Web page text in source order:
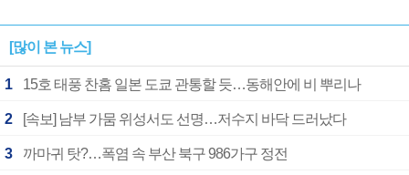
[많이 본 뉴스]
1 15호 태풍 찬홈 일본 도쿄 관통할 듯…동해안에 비 뿌리나
2 [속보] 남부 가뭄 위성서도 선명…저수지 바닥 드러났다
3 까마귀 탓?…폭염 속 부산 북구 986가구 정전